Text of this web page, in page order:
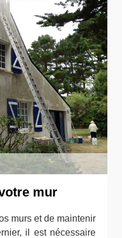
mur
murs et de maintenir
il est nécessaire